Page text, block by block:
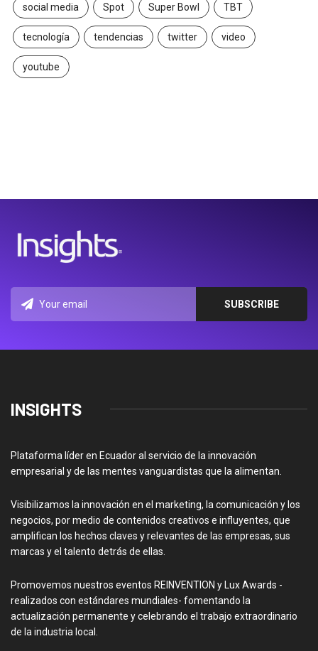
social media Spot Super Bowl TBT
tecnología tendencias twitter video
youtube
INSIGHTS
Plataforma líder en Ecuador al servicio de la innovación
empresarial y de las mentes vanguardistas que la alimentan.
Visibilizamos la innovación en el marketing, la comunicación y los
negocios, por medio de contenidos creativos e influyentes, que
amplifican los hechos claves y relevantes de las empresas, sus
marcas y el talento detrás de ellas.
Promovemos nuestros eventos REINVENTION y Lux Awards -
realizados con estándares mundiales- fomentando la
actualización permanente y celebrando el trabajo extraordinario
de la industria local.